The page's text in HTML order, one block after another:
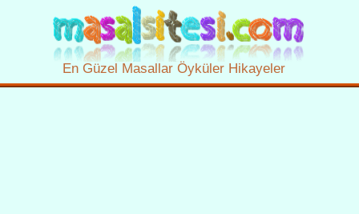
En Güzel Masallar Öyküler Hikayeler